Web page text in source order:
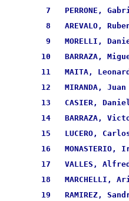
7   PERRONE,
8   AREVALO,
9   MORELLI,
10   BARRAZA,
11   MAITA,
12   MIRANDA,
13   CASIER,
14   BARRAZA,
15   LUCERO,
16
17   VALLES,
18
19   RAMIREZ,